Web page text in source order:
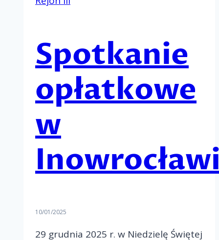
Spotkanie
opłatkowe
w
10/01/2025
29 grudnia 2025 r. w Niedzielę Świętej